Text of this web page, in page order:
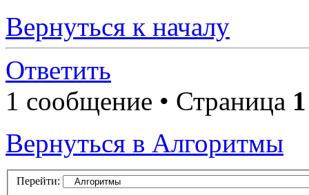
Вернуться к началу
Ответить
1 сообщение • Страница 1
Вернуться в Алгоритмы
Перейти: